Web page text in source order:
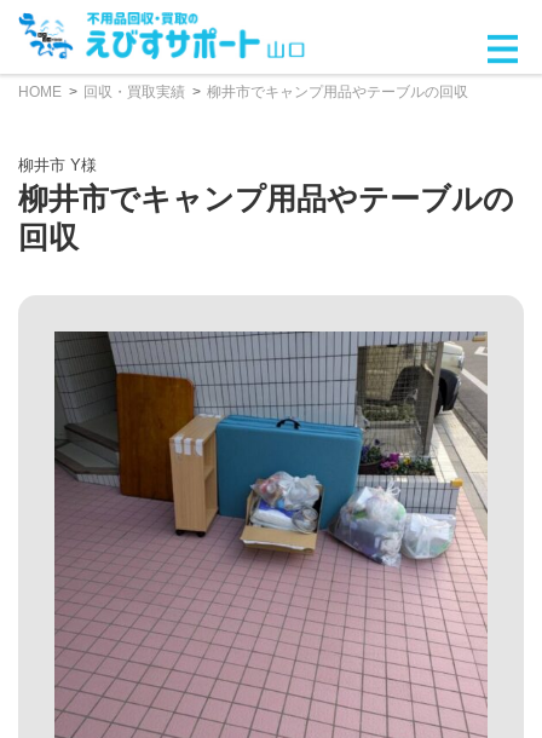
HOME 回収・買取実績 柳井市でキャンプ用品やテーブルの回収
柳井市 Y様
柳井市でキャンプ用品やテーブルの
回収